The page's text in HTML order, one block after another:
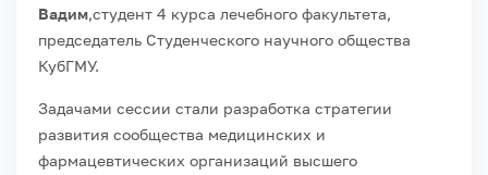
Вадим,студент 4 курса лечебного факультета,
председатель Студенческого научного общества
КубГМУ.
Задачами сессии стали разработка стратегии
развития сообщества медицинских и
фармацевтических организаций высшего